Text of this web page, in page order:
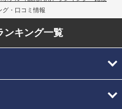
グ・口コミ情報
ンキング一覧